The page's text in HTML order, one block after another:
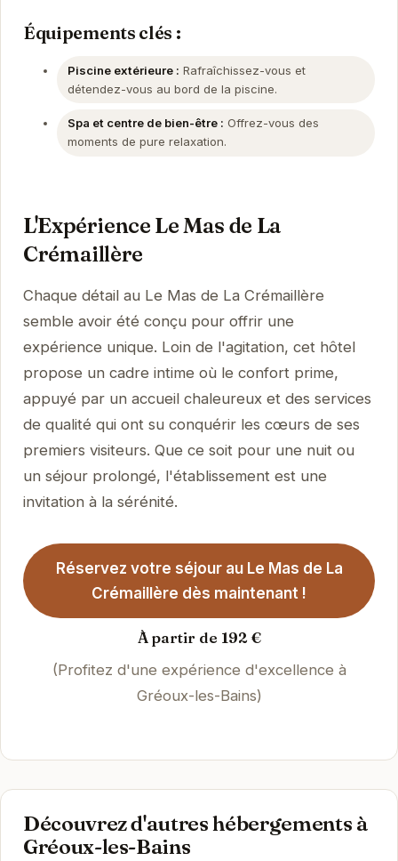
Équipements clés :
Piscine extérieure : Rafraîchissez-vous et
détendez-vous au bord de la piscine.
Spa et centre de bien-être : Offrez-vous des
moments de pure relaxation.
L'Expérience Le Mas de La
Crémaillère
Chaque détail au Le Mas de La Crémaillère
semble avoir été conçu pour offrir une
expérience unique. Loin de l'agitation, cet hôtel
propose un cadre intime où le confort prime,
appuyé par un accueil chaleureux et des services
de qualité qui ont su conquérir les cœurs de ses
premiers visiteurs. Que ce soit pour une nuit ou
un séjour prolongé, l'établissement est une
invitation à la sérénité.
Réservez votre séjour au Le Mas de La
Crémaillère dès maintenant !
À partir de 192 €
(Profitez d'une expérience d'excellence à
Gréoux-les-Bains)
Découvrez d'autres hébergements à
Gréoux-les-Bains